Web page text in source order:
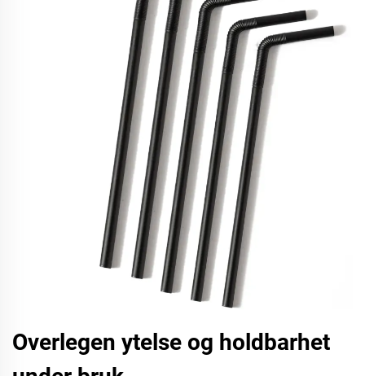
Overlegen ytelse og holdbarhet